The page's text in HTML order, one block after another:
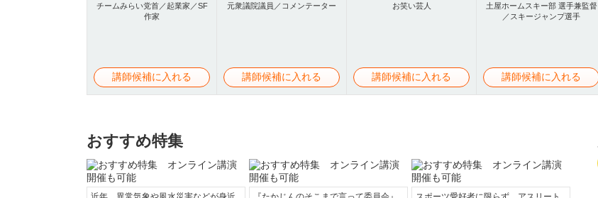
チームみらい党首／起業家／SF
作家
講師候補に入れる
元衆議院議員／コメンテーター
講師候補に入れる
お笑い芸人
講師候補に入れる
土屋ホームスキー部 選手兼監督
／スキージャンプ選手
講師候補に入れる
おすすめ特集